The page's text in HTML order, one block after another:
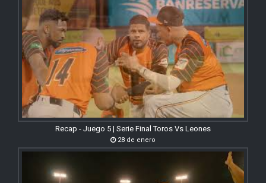
Recap - Juego 5 | Serie Final Toros Vs Leones
28 de enero